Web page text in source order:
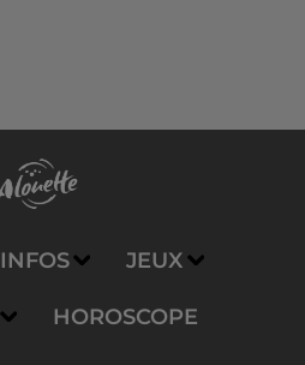
INFOS JEUX
HOROSCOPE